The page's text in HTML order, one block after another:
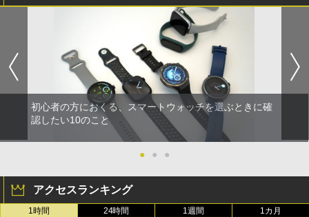
初心者の方におくる、スマートウォッチを選ぶときに確
認したい10のこと
● ● ●
アクセスランキング
1時間 24時間 1週間 1カ月